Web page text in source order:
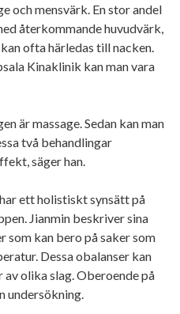
och mensvärk. En stor andel
återkommande huvudvärk,
ofta härledas till nacken.
Kinaklinik kan man vara
är massage. Sedan kan man
två behandlingar
säger han.
ett holistiskt synsätt på
Jianmin beskriver sina
som kan bero på saker som
Dessa obalanser kan
olika slag. Oberoende på
undersökning.